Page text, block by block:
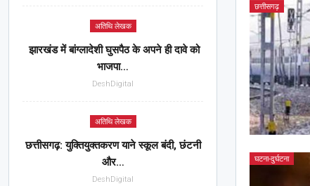
छत्तीसगढ़
घटना-दुर्घटना
अतिथि लेखक
झारखंड में बांग्लादेशी घुसपैठ के अपने ही दावे को
भाजपा…
DeshDigital
अतिथि लेखक
छत्तीसगढ़: युक्तियुक्तकरण याने स्कूल बंदी, छंटनी
और…
DeshDigital